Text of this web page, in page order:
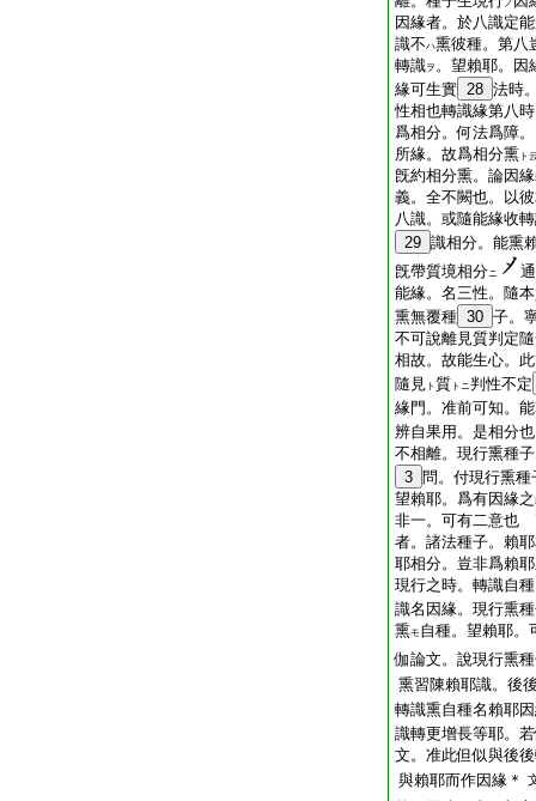
ノ
因緣者。於八識定
識不ハ熏彼種。第八
轉識ヲ 。望賴耶。因
緣可生實 28 法時
性相也轉識緣第八
爲相分。何法爲障
所緣。故爲相分熏 ト
旣約相分熏。論因
義。全不闕也。以
八識。或隨能緣收
29 識相分。能熏
旣帶質境相分ニ
通
能緣。名三性。隨
熏無覆種 30 子。
不可說離見質判定
相故。故能生心。
隨見 ト 質 トニ判性不定
緣門。准前可知。
辨自果用。是相分
不相離。現行熏種
3 問。付現行熏
望賴耶。爲有因緣
非一。可有二意也
者。諸法種子。賴
耶相分。豈非爲賴
現行之時。轉識自
識名因緣。現行熏
熏モ自種。望賴耶。
伽論文。說現行熏
熏習陳賴耶識。後
轉識熏自種名賴耶
識轉更增長等耶。
文。准此但似與後
與賴耶而作因緣＊